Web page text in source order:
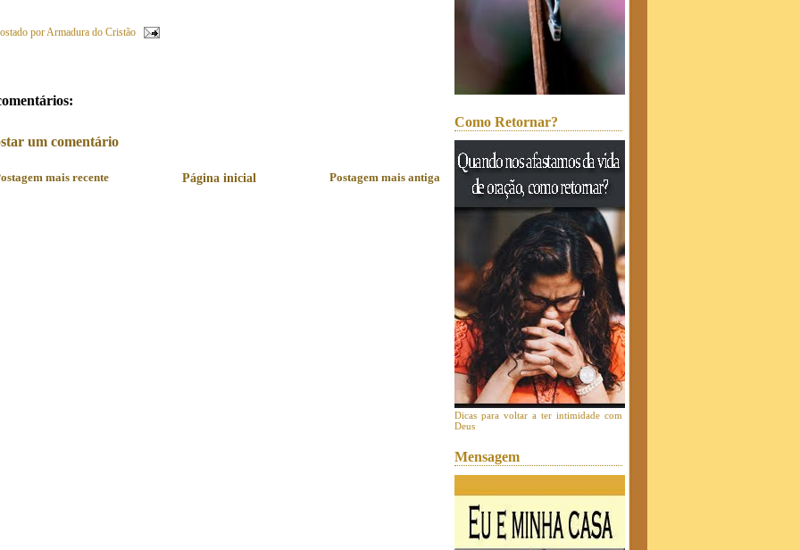
por Armadura do Cristão
um comentário
mais recente Postagem mais antiga
Página inicial
Como Retornar?
Dicas para voltar a ter intimidade com
Deus
Mensagem